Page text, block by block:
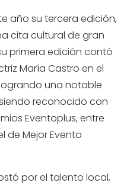
año su tercera edición,
cita cultural de gran
primera edición contó
María Castro en el
una notable
reconocido con
Eventoplus, entre
de Mejor Evento
por el talento local,